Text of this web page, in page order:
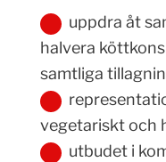
uppdra åt
halvera
samtliga
vegetariskt och
utbudet i